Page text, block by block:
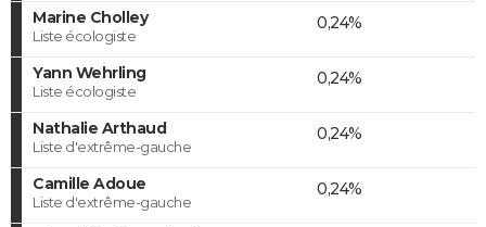
Marine Cholley
Liste écologiste
0,24%
Yann Wehrling
Liste écologiste
0,24%
Nathalie Arthaud
Liste d'extrême-gauche
0,24%
Camille Adoue
Liste d'extrême-gauche
0,24%